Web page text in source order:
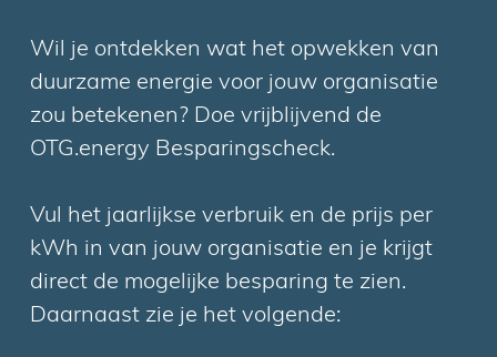
Wil je ontdekken wat het opwekken van
duurzame energie voor jouw organisatie
zou betekenen? Doe vrijblijvend de
OTG.energy Besparingscheck.
Vul het jaarlijkse verbruik en de prijs per
kWh in van jouw organisatie en je krijgt
direct de mogelijke besparing te zien.
Daarnaast zie je het volgende: